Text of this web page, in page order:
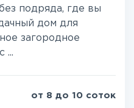
подряда, где вы
дом для
загородное
...
от 8 до 10 соток